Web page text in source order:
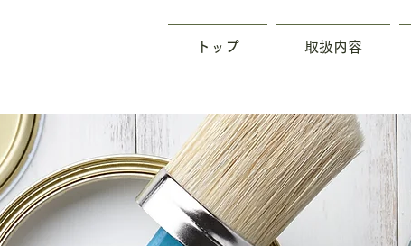
トップ 取扱内容